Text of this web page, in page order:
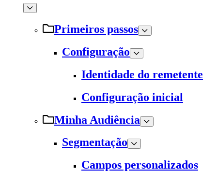
Primeiros passos
Configuração
Identidade do remetente
Configuração inicial
Minha Audiência
Segmentação
Campos personalizados